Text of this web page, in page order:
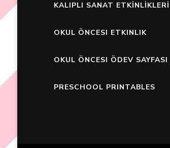
KALIPLI SANAT ETKİNLİKLERİ
OKUL ÖNCESI ETKINLIK
OKUL ÖNCESI ÖDEV SAYFASI
PRESCHOOL PRINTABLES